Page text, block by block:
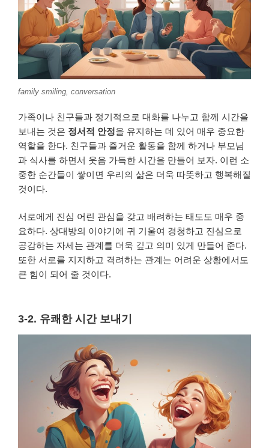
family smiling, conversation
가족이나 친구들과 정기적으로 대화를 나누고 함께 시간을
보내는 것은 정서적 안정을 유지하는 데 있어 매우 중요한
역할을 한다. 친구들과 즐거운 활동을 함께 하거나 부모님
과 식사를 하면서 웃음 가득한 시간을 만들어 보자. 이런 소
중한 순간들이 쌓이면 우리의 삶은 더욱 따뜻하고 행복해질
것이다.
서로에게 진심 어린 관심을 갖고 배려하는 태도도 매우 중
요하다. 상대방의 이야기에 귀 기울여 경청하고 진심으로
공감하는 자세는 관계를 더욱 깊고 의미 있게 만들어 준다.
또한 서로를 지지하고 격려하는 관계는 어려운 상황에서도
큰 힘이 되어 줄 것이다.
3-2. 유쾌한 시간 보내기